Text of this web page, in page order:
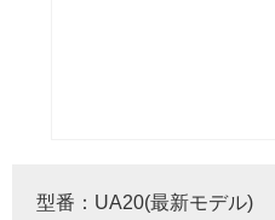
型番：UA20(最新モデル)